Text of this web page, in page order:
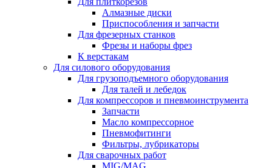
Алмазные диски
Приспособления и запчасти
Для фрезерных станков
Фрезы и наборы фрез
К верстакам
Для силового оборудования
Для грузоподъемного оборудования
Для талей и лебедок
Для компрессоров и пневмоинструмента
Запчасти
Масло компрессорное
Пневмофитинги
Фильтры, лубрикаторы
Для сварочных работ
MIG/MAG